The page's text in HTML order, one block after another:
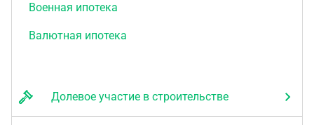
Военная ипотека
Валютная ипотека
Долевое участие в строительстве